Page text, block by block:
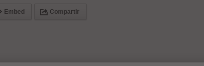
Embed Compartir